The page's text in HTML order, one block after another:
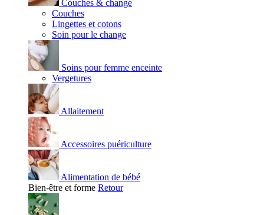
Couches & change
Couches
Lingettes et cotons
Soin pour le change
Soins pour femme enceinte
Vergetures
Allaitement
Accessoires puériculture
Alimentation de bébé
Bien-être et forme Retour